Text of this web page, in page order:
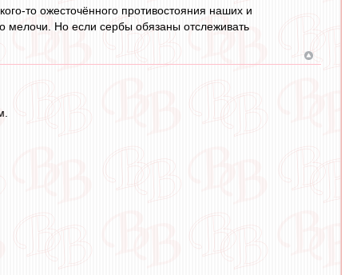
то ожесточённого противостояния наших и
мелочи. Но если сербы обязаны отслеживать